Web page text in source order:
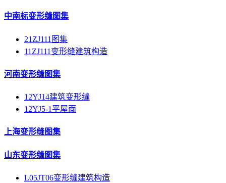
中南标变形缝图集
21ZJ111图集
11ZJ111变形缝建筑构造
河南变形缝图集
12YJ14建筑变形缝
12YJ5-1平屋面
上海变形缝图集
山东变形缝图集
L05JT06变形缝建筑构造